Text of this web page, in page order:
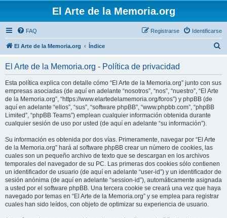
El Arte de la Memoria.org
FAQ Identificarse
Registrarse
El Arte de la Memoria.org Índice
El Arte de la Memoria.org - Política de privacidad
Esta política explica con detalle cómo “El Arte de la Memoria.org” junto con sus
empresas asociadas (de aquí en adelante “nosotros”, “nos”, “nuestro”, “El Arte
de la Memoria.org”, “https://www.elartedelamemoria.org/foros”) y phpBB (de
aquí en adelante “ellos”, “sus”, “software phpBB”, “www.phpbb.com”, “phpBB
Limited”, “phpBB Teams”) emplean cualquier información obtenida durante
cualquier sesión de uso por usted (de aquí en adelante “su información”).
Su información es obtenida por dos vías. Primeramente, navegar por “El Arte
de la Memoria.org” hará al software phpBB crear un número de cookies, las
cuales son un pequeño archivo de texto que se descargan en los archivos
temporales del navegador de su PC. Las primeras dos cookies sólo contienen
un identificador de usuario (de aquí en adelante “user-id”) y un identificador de
sesión anónima (de aquí en adelante “session-id”), automáticamente asignada
a usted por el software phpBB. Una tercera cookie se creará una vez que haya
navegado por temas en “El Arte de la Memoria.org” y se emplea para registrar
cuales han sido leídos, con objeto de optimizar su experiencia de usuario.